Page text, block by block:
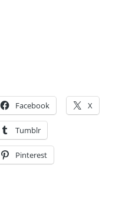
Facebook X
Tumblr
Pinterest